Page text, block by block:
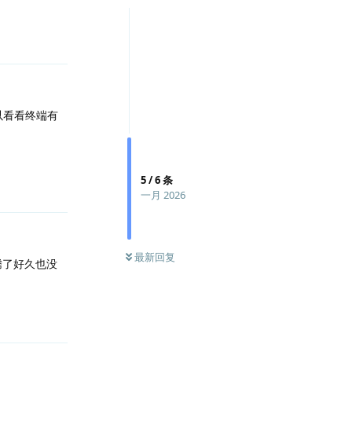
5/6条
一月 2026
最新回复
看终端有
好久也没